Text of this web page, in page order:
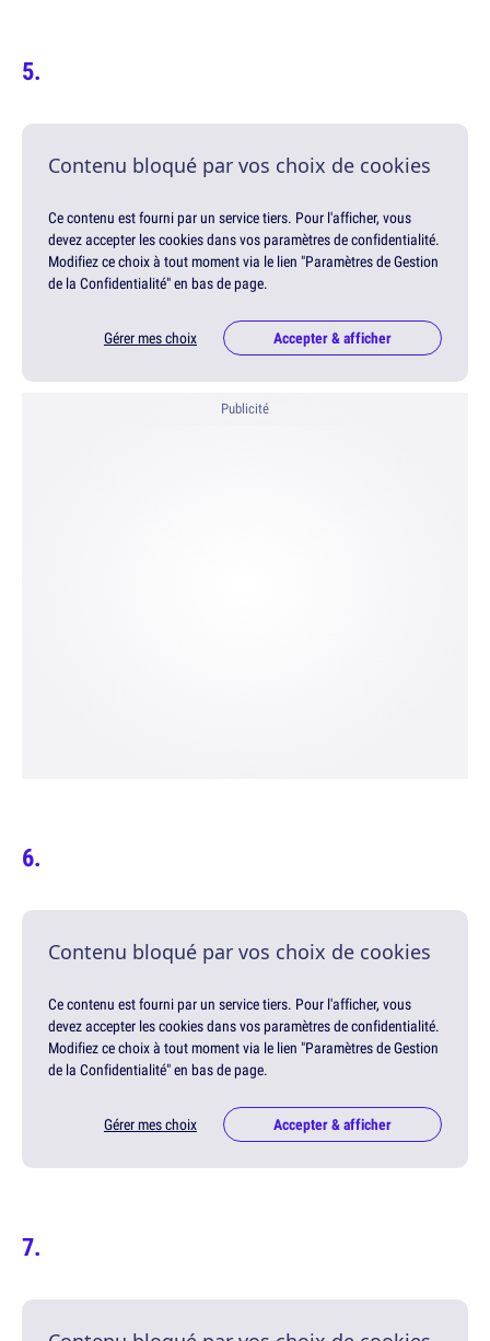
Contenu bloqué par vos choix de cookies
Ce contenu est fourni par un service tiers. Pour l'afficher, vous
devez accepter les cookies dans vos paramètres de confidentialité.
Modifiez ce choix à tout moment via le lien "Paramètres de Gestion
de la Confidentialité" en bas de page.
Gérer mes choix Accepter & afficher
Publicité
Contenu bloqué par vos choix de cookies
Ce contenu est fourni par un service tiers. Pour l'afficher, vous
devez accepter les cookies dans vos paramètres de confidentialité.
Modifiez ce choix à tout moment via le lien "Paramètres de Gestion
de la Confidentialité" en bas de page.
Gérer mes choix Accepter & afficher